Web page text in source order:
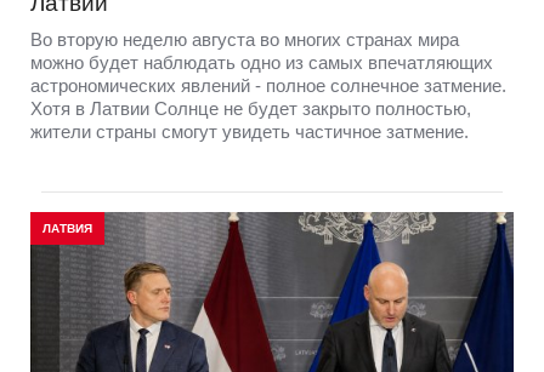
Во вторую неделю августа во многих странах мира
можно будет наблюдать одно из самых впечатляющих
астрономических явлений - полное солнечное затмение.
Хотя в Латвии Солнце не будет закрыто полностью,
жители страны смогут увидеть частичное затмение.
ЛАТВИЯ